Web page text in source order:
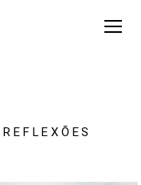
REFLEXÕES